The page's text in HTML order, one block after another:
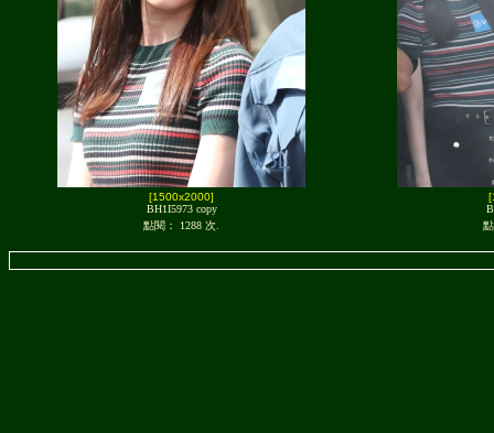
[1500x2000]
BH1I5973 copy
點閱： 1288 次.